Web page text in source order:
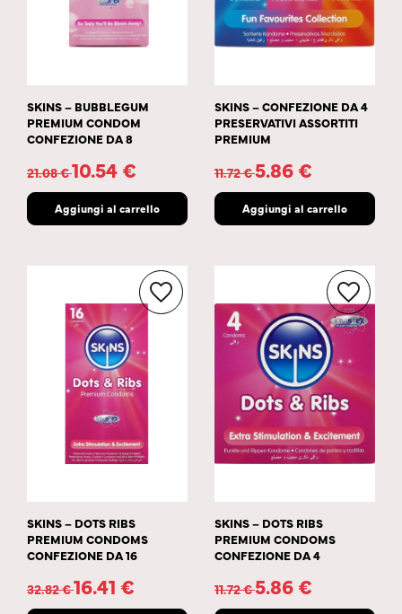
SKINS – BUBBLEGUM
PREMIUM CONDOM
CONFEZIONE DA 8
21.08€10.54€
Aggiungi al carrello
SKINS – CONFEZIONE DA 4
PRESERVATIVI ASSORTITI
PREMIUM
11.72€5.86€
Aggiungi al carrello
SKINS – DOTS RIBS
PREMIUM CONDOMS
CONFEZIONE DA 16
32.82€16.41 €
SKINS – DOTS RIBS
PREMIUM CONDOMS
CONFEZIONE DA 4
11.72€5.86€